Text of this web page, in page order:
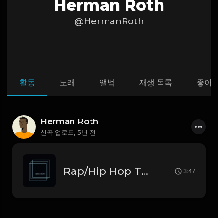
Herman Roth
@HermanRoth
활동 노래 앨범 재생 목록 좋아
Herman Roth
신곡 업로드, 5년 전
Rap/Hip Hop Type Beat 3:47